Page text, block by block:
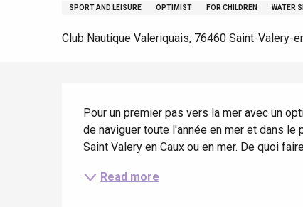
To enjoy
All agenda
With children
Between friends
Must-sees
Trendy places
view
From our region !
Seaside breaks
SPORT AND LEISURE OPTIMIST FOR CHILDREN WATER
Club Nautique Valeriquais, 76460 Saint-Valery-
Pour un premier pas vers la mer avec un
de naviguer toute l'année en mer et dans
Saint Valery en Caux ou en mer. De quoi
Read more